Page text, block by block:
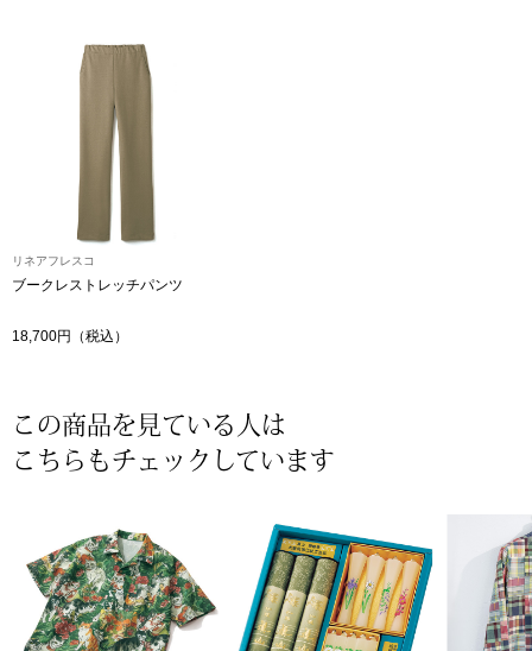
セイコー〉マウリッツハイス美術館公認フェ
ランド
すべて見る
その他
リネアフレスコ
ブークレストレッチパンツ
18,700円（税込）
この商品を見ている人は
こちらもチェックしています